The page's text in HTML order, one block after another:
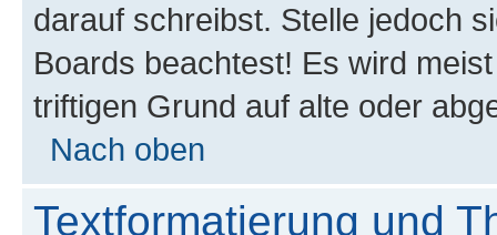
darauf schreibst. Stelle jedoch
Boards beachtest! Es wird
triftigen Grund auf alte oder
Nach oben
Textformatierung und